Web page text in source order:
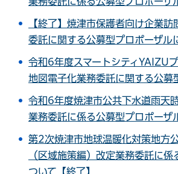
【終了】焼津市保護者向け企業訪
委託に関する公募型プロポーザル
令和6年度スマートシティYAIZU
地図電子化業務委託に関する公募
令和6年度焼津市公共下水道雨天
業務委託に係る公募型プロポーザ
第2次焼津市地球温暖化対策地方
（区域施策編）改定業務委託に係
ついて【終了】